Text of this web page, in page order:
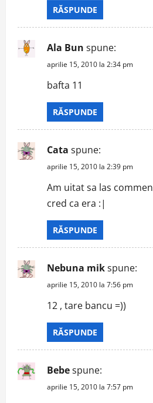
RĂSPUNDE
Ala Bun spune:
aprilie 15, 2010 la 2:34 pm
bafta 11
RĂSPUNDE
Cata spune:
aprilie 15, 2010 la 2:39 pm
Am uitat sa las
cred ca era :|
RĂSPUNDE
Nebuna mikspune:
aprilie 15, 2010 la 7:56 pm
12 , tare bancu =))
RĂSPUNDE
Bebespune:
aprilie 15, 2010 la 7:57 pm